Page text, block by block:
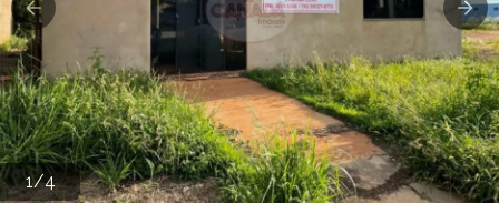
1/4